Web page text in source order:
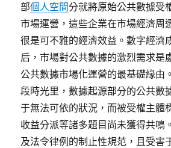
部個人空間分就將原始公共數據受
市場運營，這些企業在市場經濟周
很是可不雅的經濟效益。數字經濟
后，市場對公共數據的激烈需求是
公共數據市場化運營的最基礎緣由
段時光里，數據起源部分的公共數
于無法可依的狀況，而被受權主體
收益分派等諸多題目尚未獲得共鳴
及法令律例的制止性規范，且受害